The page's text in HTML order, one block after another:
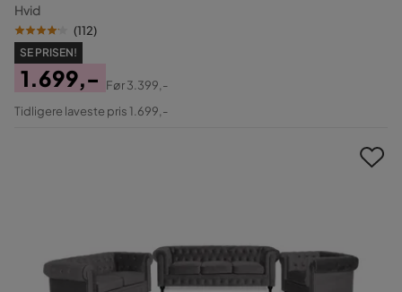
Hvid
(112)
SE PRISEN!
Pris
1.699,-
Original
Før3.399,-
Tidligere laveste pris 1.699,-